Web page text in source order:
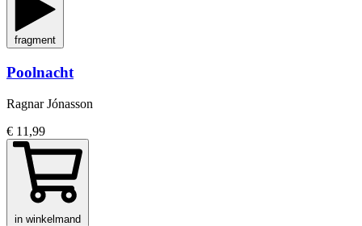
fragment
Poolnacht
Ragnar Jónasson
€ 11,99
in winkelmand